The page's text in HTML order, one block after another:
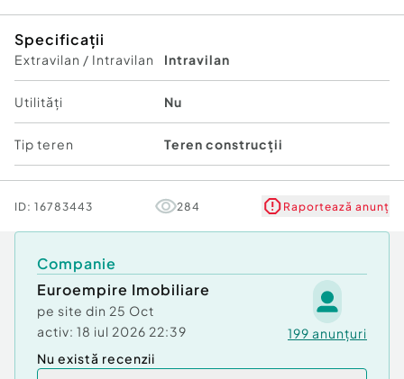
Specificații
Extravilan / Intravilan Intravilan
Utilități Nu
Tip teren Teren construcții
ID: 16783443 284 Raportează anunț
Companie
Euroempire Imobiliare
pe site din 25 Oct
activ: 18 iul 2026 22:39 199 anunțuri
Nu există recenzii